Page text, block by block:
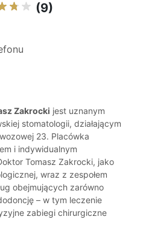
(9)
Zakrocki jest uznanym
stomatologii, działającym
23. Placówka
i indywidualnym
Tomasz Zakrocki, jako
wraz z zespołem
obejmujących zarówno
– w tym leczenie
zabiegi chirurgiczne